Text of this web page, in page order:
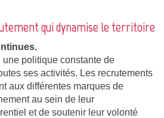
qui dynamise le territoire
politique constante de
ses activités. Les recrutements
aux différentes marques de
au sein de leur
et de soutenir leur volonté